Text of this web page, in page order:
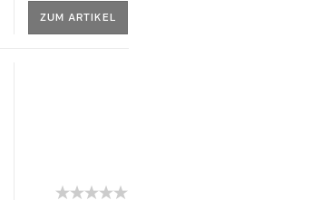
ZUM ARTIKEL